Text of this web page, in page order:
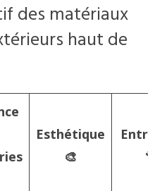
des matériaux
haut de
Esthétique
🎨
🔧